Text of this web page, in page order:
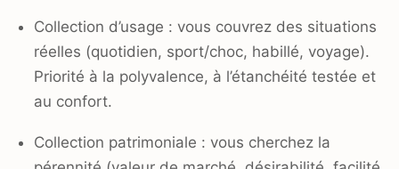
Collection d’usage : vous couvrez des situations
réelles (quotidien, sport/choc, habillé, voyage).
Priorité à la polyvalence, à l’étanchéité testée et
au confort.
Collection patrimoniale : vous cherchez la